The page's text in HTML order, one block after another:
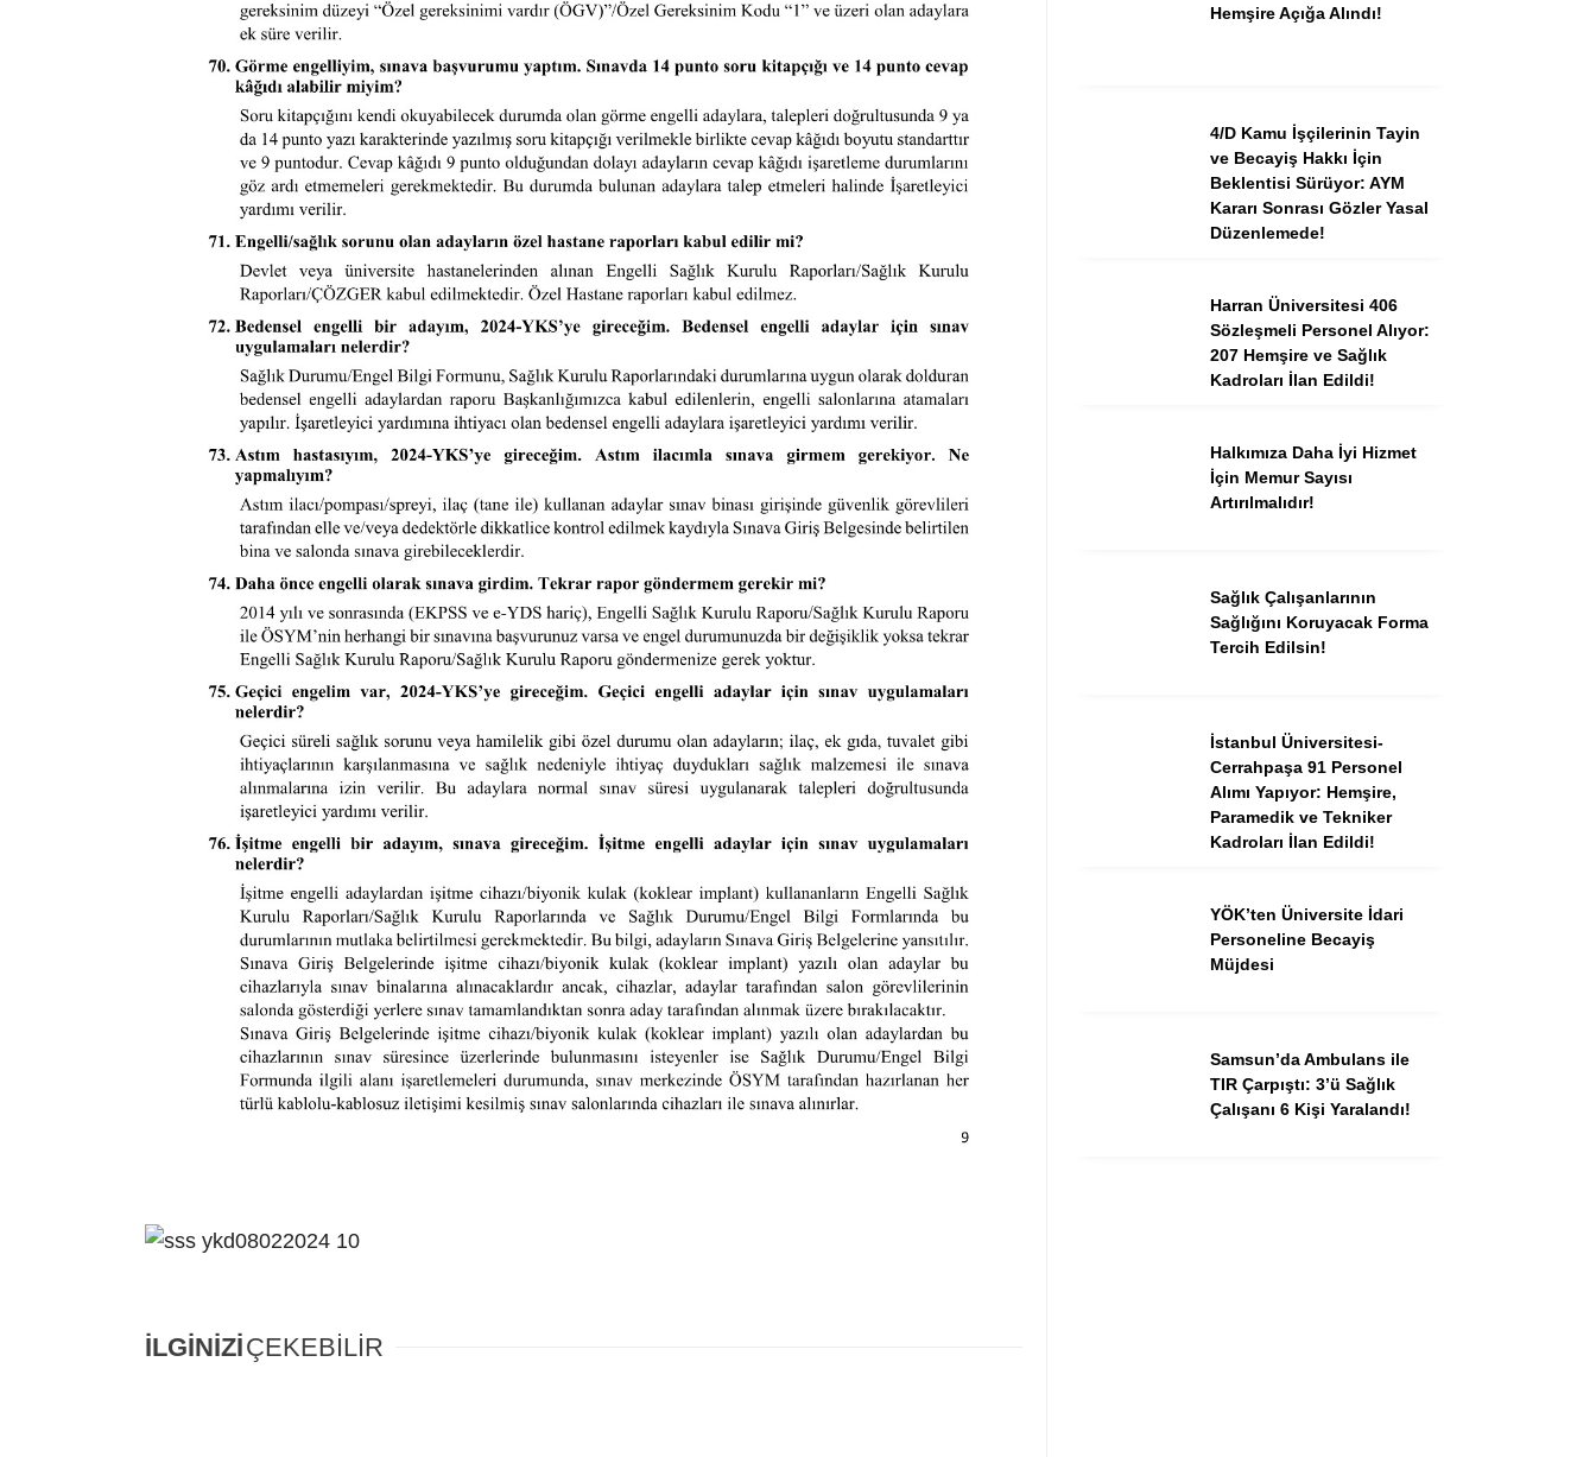
İLGİNİZİÇEKEBİLİR
Hemşire Açığa Alındı!
4/D Kamu İşçilerinin Tayin
ve Becayiş Hakkı İçin
Beklentisi Sürüyor: AYM
Kararı Sonrası Gözler Yasal
Düzenlemede!
Harran Üniversitesi 406
Sözleşmeli Personel Alıyor:
207 Hemşire ve Sağlık
Kadroları İlan Edildi!
Halkımıza Daha İyi Hizmet
İçin Memur Sayısı
Artırılmalıdır!
Sağlık Çalışanlarının
Sağlığını Koruyacak Forma
Tercih Edilsin!
İstanbul Üniversitesi-
Cerrahpaşa 91 Personel
Alımı Yapıyor: Hemşire,
Paramedik ve Tekniker
Kadroları İlan Edildi!
YÖK’ten Üniversite İdari
Personeline Becayiş
Müjdesi
Samsun’da Ambulans ile
TIR Çarpıştı: 3’ü Sağlık
Çalışanı 6 Kişi Yaralandı!